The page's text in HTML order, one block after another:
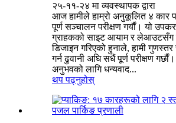
२५-११-२४ मा व्यवस्थापक द्वारा
आज हामीले हाम्रो अनुकूलित ४ कार
पूर्ण सञ्चालन परीक्षण गर्यौं। यो
ग्राहकको साइट आयाम र लेआउटसँग
डिजाइन गरिएको हुनाले, हामी गुणस्तर
गर्न ढुवानी अघि सधैं पूर्ण परीक्षण
अनुभवको लागि धन्यवाद...
थप पढ्नुहोस्